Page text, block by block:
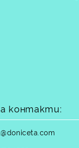
контакти: